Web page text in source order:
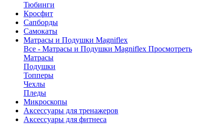
Тюбинги
Кросфит
Сапборды
Самокаты
Матрасы и Подушки Magniflex
Все - Матрасы и Подушки Magniflex Просмотреть
Матрасы
Подушки
Топперы
Чехлы
Пледы
Микроскопы
Аксессуары для тренажеров
Аксессуары для фитнеса